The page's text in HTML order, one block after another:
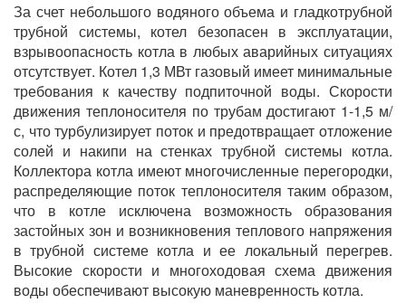
За счет небольшого водяного объема и гладкотрубной
трубной системы, котел безопасен в эксплуатации,
взрывоопасность котла в любых аварийных ситуациях
отсутствует. Котел 1,3 МВт газовый имеет минимальные
требования к качеству подпиточной воды. Скорости
движения теплоносителя по трубам достигают 1-1,5 м/
с, что турбулизирует поток и предотвращает отложение
солей и накипи на стенках трубной системы котла.
Коллектора котла имеют многочисленные перегородки,
распределяющие поток теплоносителя таким образом,
что в котле исключена возможность образования
застойных зон и возникновения теплового напряжения
в трубной системе котла и ее локальный перегрев.
Высокие скорости и многоходовая схема движения
воды обеспечивают высокую маневренность котла.